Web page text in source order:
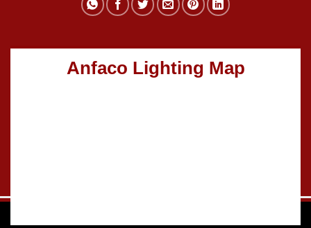
Anfaco Lighting Map